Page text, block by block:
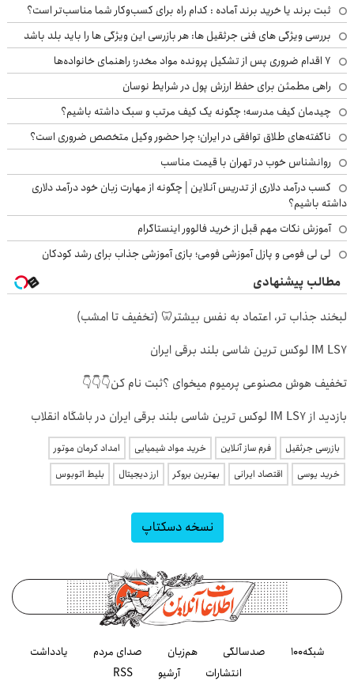
ثبت برند یا خرید برند آماده : کدام راه برای کسب‌وکار شما مناسب‌تر است؟
بررسی ویژگی های فنی جرثقیل ها: هر بازرسی این ویژگی ها را باید بلد باشد
۷ اقدام ضروری پس از تشکیل پرونده مواد مخدر؛ راهنمای خانواده‌ها
راهی مطمئن برای حفظ ارزش پول در شرایط نوسان
چیدمان کیف مدرسه؛ چگونه یک کیف مرتب و سبک داشته باشیم؟
ناگفته‌های طلاق توافقی در ایران؛ چرا حضور وکیل متخصص ضروری است؟
روانشناس خوب در تهران با قیمت مناسب
کسب درآمد دلاری از تدریس آنلاین | چگونه از مهارت زبان خود درآمد دلاری
داشته باشیم؟
آموزش نکات مهم قبل از خرید فالوور اینستاگرام
لی لی فومی و پازل آموزشی فومی؛ بازی آموزشی جذاب برای رشد کودکان
مطالب پیشنهادی
لبخند جذاب تر، اعتماد به نفس بیشتر🦷 (تخفیف تا امشب)
IM LS7 لوکس ترین شاسی بلند برقی ایران
تخفیف هوش مصنوعی پرمیوم میخوای ؟ثبت نام کن👇👇👇
بازدید از IM LS7 لوکس ترین شاسی بلند برقی ایران در باشگاه انقلاب
بازرسی جرثقیل فرم ساز آنلاین خرید مواد شیمیایی
امداد کرمان موتور
خرید یوسی
اقتصاد ایرانی بهترین بروکر ارز دیجیتال بلیط اتوبوس
نسخه دسکتاپ
شبکه۱۰۰ صدسالگی هم‌زبان صدای مردم
یادداشت
انتشارات
آرشیو RSS